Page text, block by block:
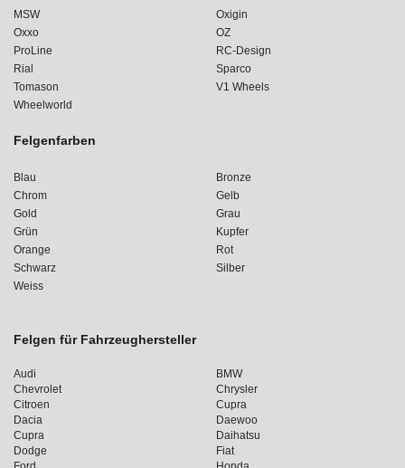
MSW
Oxigin
Oxxo
OZ
ProLine
RC-Design
Rial
Sparco
Tomason
V1 Wheels
Wheelworld
Felgenfarben
Blau
Bronze
Chrom
Gelb
Gold
Grau
Grün
Kupfer
Orange
Rot
Schwarz
Silber
Weiss
Felgen für Fahrzeughersteller
Audi
BMW
Chevrolet
Chrysler
Citroen
Cupra
Dacia
Daewoo
Cupra
Daihatsu
Dodge
Fiat